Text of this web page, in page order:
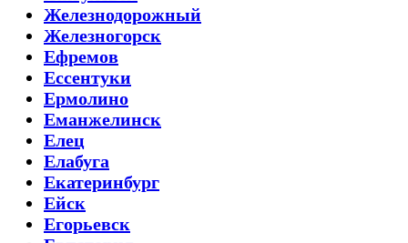
Железнодорожный
Железногорск
Ефремов
Ессентуки
Ермолино
Еманжелинск
Елец
Елабуга
Екатеринбург
Ейск
Егорьевск